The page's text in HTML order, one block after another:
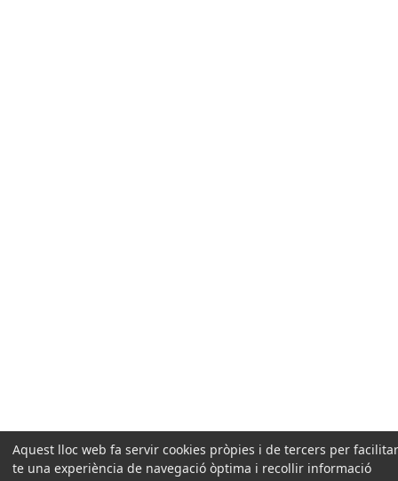
Aquest lloc web fa servir cookies pròpies i de tercers per
te una experiència de navegació òptima i recollir informació